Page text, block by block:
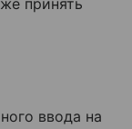
ввода на